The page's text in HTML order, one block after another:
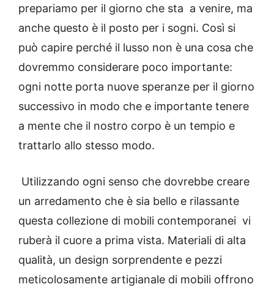
prepariamo per il giorno che sta a venire, ma
anche questo è il posto per i sogni. Così si
può capire perché il lusso non è una cosa che
dovremmo considerare poco importante:
ogni notte porta nuove speranze per il giorno
successivo in modo che e importante tenere
a mente che il nostro corpo è un tempio e
trattarlo allo stesso modo.
Utilizzando ogni senso che dovrebbe creare
un arredamento che è sia bello e rilassante
questa collezione di mobili contemporanei vi
ruberà il cuore a prima vista. Materiali di alta
qualità, un design sorprendente e pezzi
meticolosamente artigianale di mobili offrono